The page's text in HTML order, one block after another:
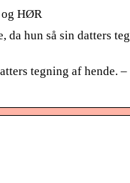
HØR
hun så sin datters
tegning af hende.